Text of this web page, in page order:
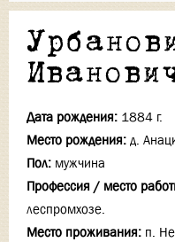
Дата рождения: 1884 г.
Место рождения: д.
Пол: мужчина
Профессия / место
леспромхозе.
Место проживания: п.